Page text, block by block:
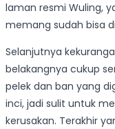
laman resmi Wuling,
memang sudah bisa
Selanjutnya
belakangnya cukup
pelek dan ban yang
inci, jadi sulit untuk
kerusakan. Terakhir